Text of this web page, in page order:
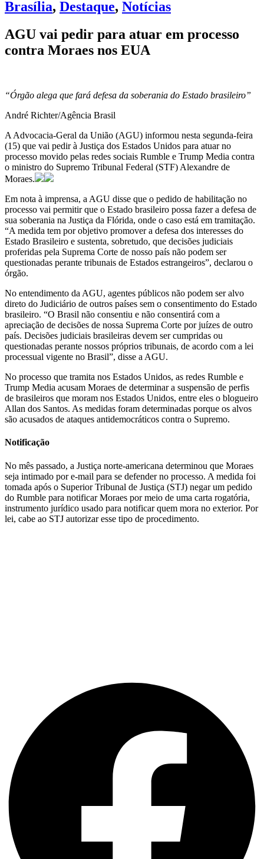
Brasília, Destaque, Notícias
AGU vai pedir para atuar em processo
contra Moraes nos EUA
“Órgão alega que fará defesa da soberania do Estado brasileiro”
André Richter/Agência Brasil
A Advocacia-Geral da União (AGU) informou nesta segunda-feira
(15) que vai pedir à Justiça dos Estados Unidos para atuar no
processo movido pelas redes sociais Rumble e Trump Media contra
o ministro do Supremo Tribunal Federal (STF) Alexandre de
Moraes.
Em nota à imprensa, a AGU disse que o pedido de habilitação no
processo vai permitir que o Estado brasileiro possa fazer a defesa de
sua soberania na Justiça da Flórida, onde o caso está em tramitação.
“A medida tem por objetivo promover a defesa dos interesses do
Estado Brasileiro e sustenta, sobretudo, que decisões judiciais
proferidas pela Suprema Corte de nosso país não podem ser
questionadas perante tribunais de Estados estrangeiros”, declarou o
órgão.
No entendimento da AGU, agentes públicos não podem ser alvo
direto do Judiciário de outros países sem o consentimento do Estado
brasileiro. “O Brasil não consentiu e não consentirá com a
apreciação de decisões de nossa Suprema Corte por juízes de outro
país. Decisões judiciais brasileiras devem ser cumpridas ou
questionadas perante nossos próprios tribunais, de acordo com a lei
processual vigente no Brasil”, disse a AGU.
No processo que tramita nos Estados Unidos, as redes Rumble e
Trump Media acusam Moraes de determinar a suspensão de perfis
de brasileiros que moram nos Estados Unidos, entre eles o blogueiro
Allan dos Santos. As medidas foram determinadas porque os alvos
são acusados de ataques antidemocráticos contra o Supremo.
Notificação
No mês passado, a Justiça norte-americana determinou que Moraes
seja intimado por e-mail para se defender no processo. A medida foi
tomada após o Superior Tribunal de Justiça (STJ) negar um pedido
do Rumble para notificar Moraes por meio de uma carta rogatória,
instrumento jurídico usado para notificar quem mora no exterior. Por
lei, cabe ao STJ autorizar esse tipo de procedimento.